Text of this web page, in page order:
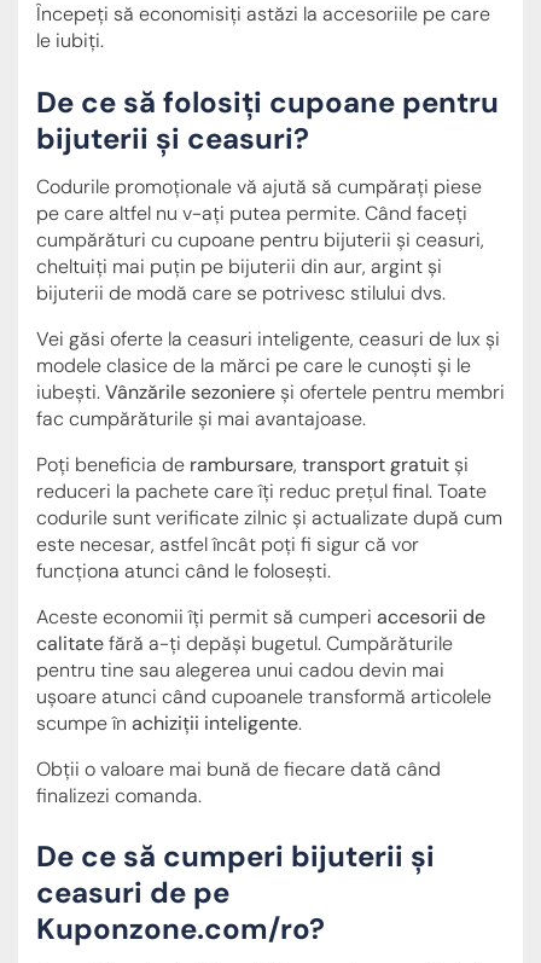
Începeți să economisiți astăzi la accesoriile pe care
le iubiți.
De ce să folosiți cupoane pentru
bijuterii și ceasuri?
Codurile promoționale vă ajută să cumpărați piese
pe care altfel nu v-ați putea permite. Când faceți
cumpărături cu cupoane pentru bijuterii și ceasuri,
cheltuiți mai puțin pe bijuterii din aur, argint și
bijuterii de modă care se potrivesc stilului dvs.
Vei găsi oferte la ceasuri inteligente, ceasuri de lux și
modele clasice de la mărci pe care le cunoști și le
iubești.Vânzările sezoniere și ofertele pentru membri
fac cumpărăturile și mai avantajoase.
Poți beneficia de rambursare, transport gratuit și
reduceri la pachete care îți reduc prețul final. Toate
codurile sunt verificate zilnic și actualizate după cum
este necesar, astfel încât poți fi sigur că vor
funcționa atunci când le folosești.
Aceste economii îți permit să cumperi accesorii de
calitatefără a-ți depăși bugetul. Cumpărăturile
pentru tine sau alegerea unui cadou devin mai
ușoare atunci când cupoanele transformă articolele
scumpe în achiziții inteligente.
Obții o valoare mai bună de fiecare dată când
finalizezi comanda.
De ce să cumperi bijuterii și
ceasuri de pe
Kuponzone.com/ro?